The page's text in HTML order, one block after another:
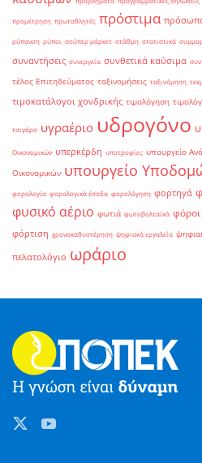
προμέτρηση πρωταθλητές πρόστιμα
ρύπανση ρύποι σούπερ μάρκετ στάθμη στατιστικά
συναντήσεις συνεργεία συνθετικά καύσιμα
τέλος Επιτηδεύματος ταξινομήσεις ταξινόμηση
τιμοκατάλογοι χονδρικής τιμολόγηση
τσιγάρο υγραέριο υδρογόνο
Οικονομικών υπερκέρδη υποτροφίες υπουργείο
Οικονομικών υπουργείο
φορολογία φορολογικά έσοδα φορολόγηση φορτηγά
φυσικό αέριο φωτιά φωτοβολταϊκά φόροι
φόρτιση χρονοκαθυστέρηση ψηφιακά εργαλεία
πελατολόγιο ωράριο